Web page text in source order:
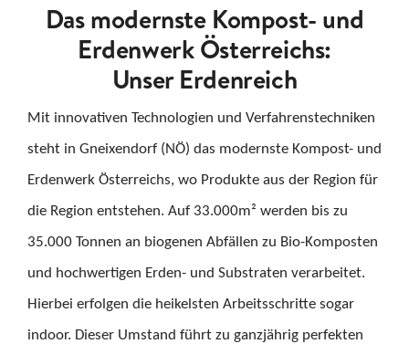
Das modernste Kompost- und
Erdenwerk Österreichs:
Unser Erdenreich
Mit innovativen Technologien und Verfahrenstechniken
steht in Gneixendorf (NÖ) das modernste Kompost- und
Erdenwerk Österreichs, wo Produkte aus der Region für
die Region entstehen. Auf 33.000m² werden bis zu
35.000 Tonnen an biogenen Abfällen zu Bio-Komposten
und hochwertigen Erden- und Substraten verarbeitet.
Hierbei erfolgen die heikelsten Arbeitsschritte sogar
indoor. Dieser Umstand führt zu ganzjährig perfekten